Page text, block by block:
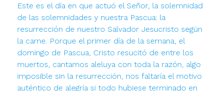
Este es el día en que actuó el Señor, la solemnidad
de las solemnidades y nuestra Pascua: la
resurrección de nuestro Salvador Jesucristo según
la carne. Porque el primer día de la semana, el
domingo de Pascua, Cristo resucitó de entre los
muertos, cantamos aleluya con toda la razón, algo
imposible sin la resurrección, nos faltaría el motivo
auténtico de alegría si todo hubiese terminado en